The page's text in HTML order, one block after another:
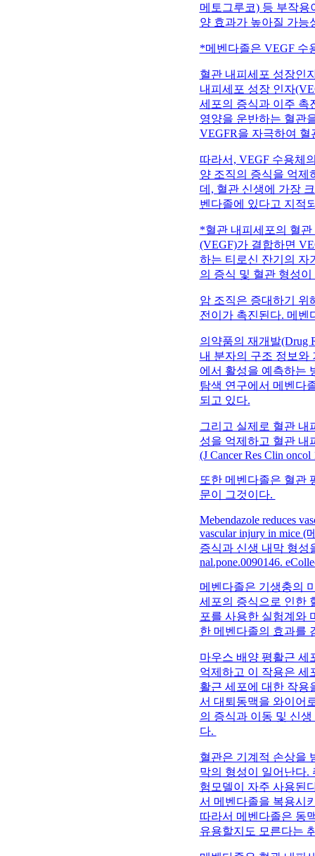
메토그루코) 등 부작용
양 효과가 높아질 가
*메벤다졸은 VEGF 수
혈관 내피세포 성장인
내피세포 성장 인자
세포의 증식과 이주 촉
영양을 운반하는 혈관
VEGFR을 자극하여
따라서, VEGF 수용체
양 조직의 증식을 억제
데, 혈관 신생에 가장
벤다졸에 있다고 지적
*혈관 내피세포의 혈
(VEGF)가 결합하면
하는 티로신 잔기의 자
의 증식 및 혈관 형성
암 조직은 증대하기 위
전이가 촉진된다. 메벤
의약품의 재개발(Drug
내 분자의 구조 정보와
에서 활성을 예측하는
탐색 연구에서 메벤다
되고 있다.
그리고 실제로 혈관 내
성을 억제하고 혈관 내
(J Cancer Res Clin
또한 메벤다졸은 혈관
문이 그것이다.
Mebendazole reduces
vascular injury in mice
증식과 신생 내막 형성
nal.pone.0090146.
메벤다졸은 기생충의
세포의 증식으로 인한
포를 사용한 실험계와
한 메벤다졸의 효과를
마우스 배양 평활근 세
억제하고 이 작용은 세
활근 세포에 대한 작용
서 대퇴동맥을 와이어
의 증식과 이동 및 신
다.
혈관은 기계적 손상을
막의 형성이 일어난다.
험모델이 자주 사용된
서 메벤다졸을 복용시
따라서 메벤다졸은 동
유용할지도 모른다는